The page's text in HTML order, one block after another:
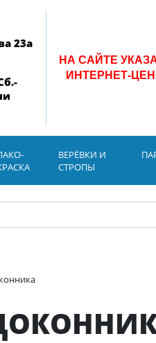
23а
НА САЙТЕ
ИНТЕРНЕТ-
ВЕРЁВКИ И
СТРОПЫ